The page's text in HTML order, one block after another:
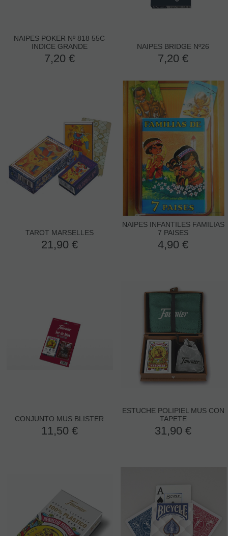
NAIPES POKER Nº 818 55C
INDICE GRANDE
7,20 €
NAIPES BRIDGE Nº26
7,20 €
TAROT MARSELLES
21,90 €
NAIPES INFANTILES FAMILIAS
7 PAISES
4,90 €
CONJUNTO MUS BLISTER
11,50 €
ESTUCHE POLIPIEL MUS CON
TAPETE
31,90 €